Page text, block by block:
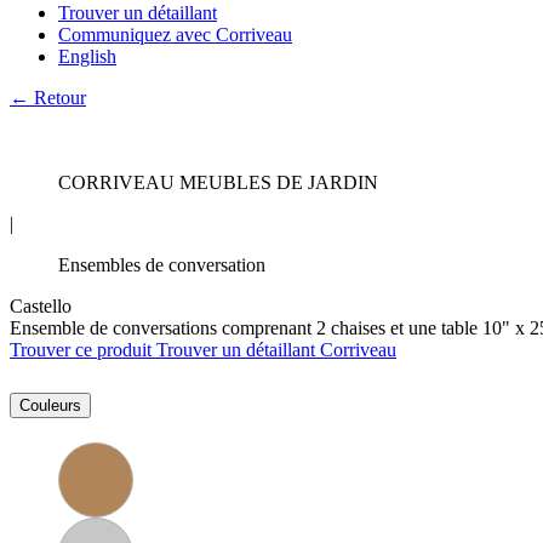
Trouver un détaillant
Communiquez avec Corriveau
English
← Retour
CORRIVEAU MEUBLES DE JARDIN
|
Ensembles de conversation
Castello
Ensemble de conversations comprenant 2 chaises et une table 10" x
Trouver ce produit Trouver un détaillant Corriveau
Couleurs